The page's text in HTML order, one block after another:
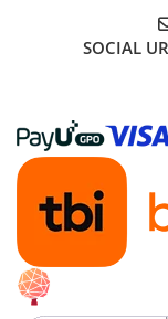
Screens
Nolzur
Premium
Board games
Harti
Teren
SOCIAL